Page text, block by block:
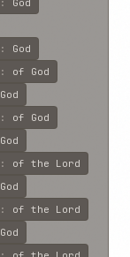
: God
: God
: of God
God
: of God
God
: of the Lord
God
: of the Lord
God